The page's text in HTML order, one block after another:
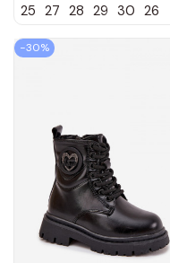
spalvos sniego
užsegimais
25 27 28 29 30 26
−30%